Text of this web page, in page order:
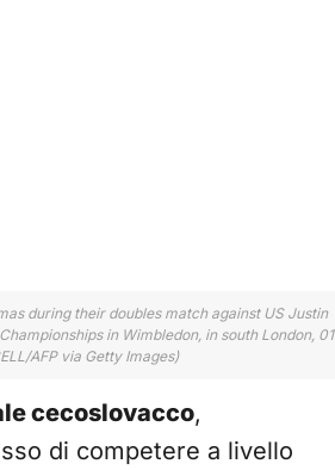
during their doubles match against US Justin
in Wimbledon, in south London, 01
AFP via Getty Images)
cecoslovacco,
di competere a livello